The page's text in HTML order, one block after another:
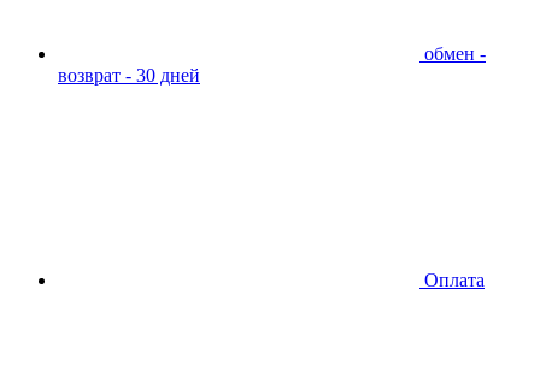
обмен -
возврат - 30 дней
Оплата